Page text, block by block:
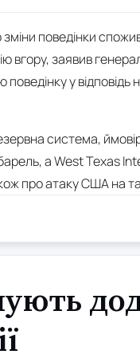
поведінки
вгору, заявив
у відповідь
система,
а West Texas
про атаку США на